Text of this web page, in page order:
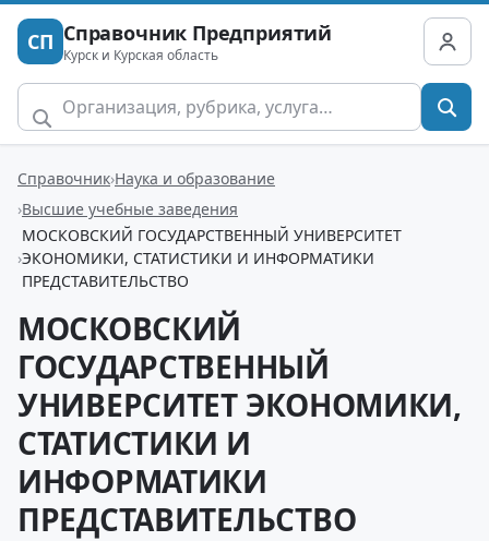
СП Справочник Предприятий
Курск и Курская область
Справочник Наука и образование
Высшие учебные заведения
МОСКОВСКИЙ ГОСУДАРСТВЕННЫЙ УНИВЕРСИТЕТ
ЭКОНОМИКИ, СТАТИСТИКИ И ИНФОРМАТИКИ
ПРЕДСТАВИТЕЛЬСТВО
МОСКОВСКИЙ
ГОСУДАРСТВЕННЫЙ
УНИВЕРСИТЕТ ЭКОНОМИКИ,
СТАТИСТИКИ И
ИНФОРМАТИКИ
ПРЕДСТАВИТЕЛЬСТВО